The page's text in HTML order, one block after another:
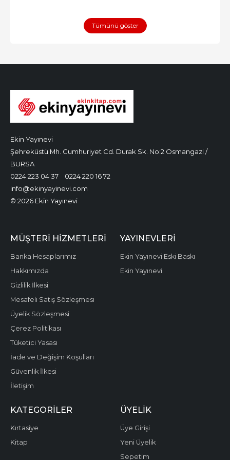
Tümünü göster
Ekin Yayınevi
Şehreküstü Mh. Cumhuriyet Cd. Durak Sk. No:2 Osmangazi /
BURSA
0224 223 04 37
0224 220 16 72
info@ekinyayinevi.com
© 2026 Ekin Yayınevi
MÜŞTERI HIZMETLERI
Banka Hesaplarımız
Hakkımızda
Gizlilik İlkesi
Mesafeli Satış Sözleşmesi
Üyelik Sözleşmesi
Çerez Politikası
Tüketici Yasası
İade ve Değişim Koşulları
Güvenlik İlkesi
İletişim
YAYINEVLERI
Ekin Yayınevi Eski Baskı
Ekin Yayınevi
KATEGORILER
Kırtasiye
Kitap
ÜYELIK
Üye Girişi
Yeni Üyelik
Sepetim